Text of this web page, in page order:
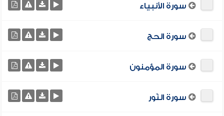
سورة الأنبياء
سورة الحج
سورة المؤمنون
سورة النّور